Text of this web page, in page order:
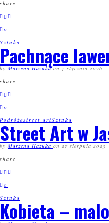
share
0
Sztuka
Pachnące
by Marzena Hazukaon 7 stycznia 2026
share
0
Podróżestreet artSztuka
Street Art w
by Marzena Hazuka on 27 sierpnia 2023
share
0
Sztuka
Kobieta –